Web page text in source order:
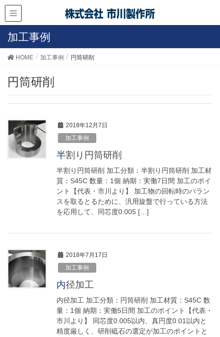
加工事例
HOME 加工事例 円筒研削
円筒研削
2018年12月7日
加工事例
半割り円筒研削
半割り円筒研削 加工分類：半割り円筒研削 加工材
質：S45C 数量：1個 納期：実働7日間 加工のポイ
ント【代表・市川より】 加工物の回転時のバラン
スを取るとるために、汎用旋盤で行っている方法
を応用して、同芯度0.005 […]
2018年7月17日
加工事例
内径加工
内径加工 加工分類：円筒研削 加工材質：S45C 数
量：1個 納期：実働5日間 加工のポイント【代表・
市川より】 同芯度0.005以内、真円度0.01以内と
精度厳しく、研削砥石の選定が加工のポイントと